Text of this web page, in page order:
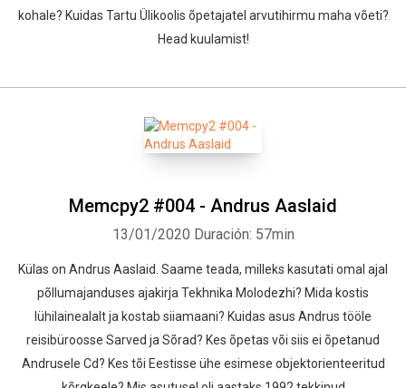
kohale? Kuidas Tartu Ülikoolis õpetajatel arvutihirmu maha võeti?
Head kuulamist!
Memcpy2 #004 - Andrus Aaslaid
13/01/2020 Duración: 57min
Külas on Andrus Aaslaid. Saame teada, milleks kasutati omal ajal
põllumajanduses ajakirja Tekhnika Molodezhi? Mida kostis
lühilainealalt ja kostab siiamaani? Kuidas asus Andrus tööle
reisibüroosse Sarved ja Sõrad? Kes õpetas või siis ei õpetanud
Andrusele Cd? Kes tõi Eestisse ühe esimese objektorienteeritud